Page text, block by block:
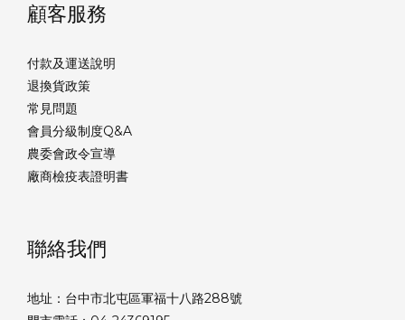
顧客服務
付款及運送說明
退換貨政策
常見問題
會員分級制度Q&A
農委會政令宣導
廠商檢疫表證明書
聯絡我們
地址：台中市北屯區軍福十八路288號